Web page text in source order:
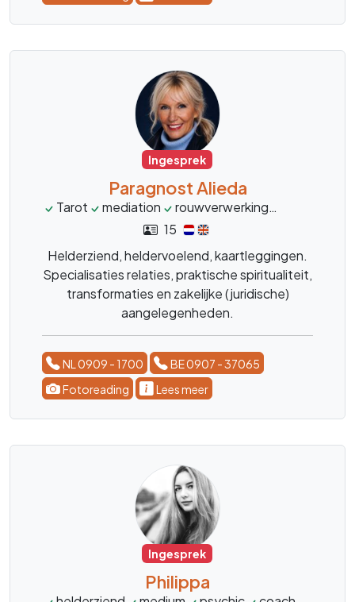
Ingesprek
Paragnost Alieda
Tarot mediation rouwverwerking
15
Helderziend, heldervoelend, kaartleggingen.
Specialisaties relaties, praktische spiritualiteit,
transformaties en zakelijke (juridische)
aangelegenheden.
NL 0909 - 1700
BE 0907 - 37065
Fotoreading
Lees meer
Ingesprek
Philippa